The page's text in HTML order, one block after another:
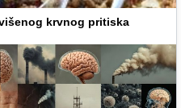
krvnog pritiska